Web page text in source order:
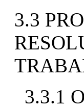
3.3
3.3.1